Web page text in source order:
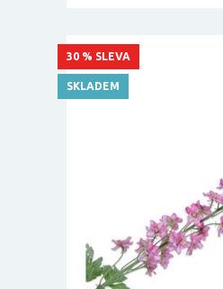
30 % SLEVA
SKLADEM